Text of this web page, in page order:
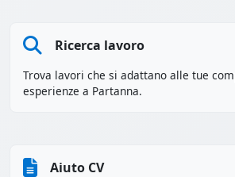
Ricerca lavoro
Trova lavori che si adattano alle tue
esperienze a Partanna.
Aiuto CV